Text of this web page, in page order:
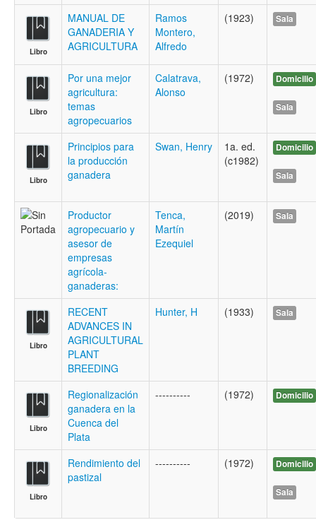
Libro
MANUAL DE
GANADERIA Y
AGRICULTURA
Ramos
Montero,
Alfredo
(1923) Sala
Libro
Por una mejor
agricultura:
temas
agropecuarios
Calatrava,
Alonso
(1972) Domicilio
Sala
Libro
Principios para
la producción
ganadera
Swan, Henry
1a. ed.
(c1982)
Domicilio
Sala
Productor
agropecuario y
asesor de
empresas
agrícola-
ganaderas:
Tenca,
Martín
Ezequiel
(2019) Sala
Libro
RECENT
ADVANCES IN
AGRICULTURAL
PLANT
BREEDING
Hunter, H (1933) Sala
Libro
Regionalización
ganadera en la
Cuenca del
Plata
---------- (1972) Domicilio
Libro
Rendimiento del
pastizal
---------- (1972) Domicilio
Sala